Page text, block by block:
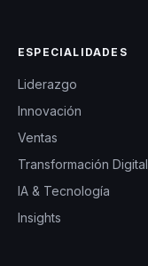
ESPECIALIDADES
Liderazgo
Innovación
Ventas
Transformación Digital
IA & Tecnología
Insights